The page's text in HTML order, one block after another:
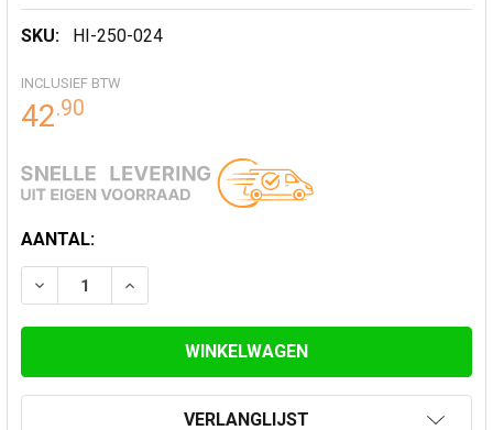
SKU: HI-250-024
INCLUSIEF BTW
42.90
HUIDIGE
VOORRAAD:
AANTAL:
VERLAAG AANTAL VAN CENTREERPLAAT 45-60° Ø 250
VERHOOG AANTAL VAN CENTREERPLAAT
VERLANGLIJST